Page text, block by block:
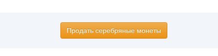
Продать серебряные монеты